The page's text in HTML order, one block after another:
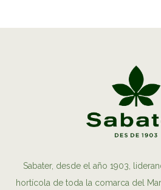
Sabater, desde el año 1903,
hortícola de toda la comarca del